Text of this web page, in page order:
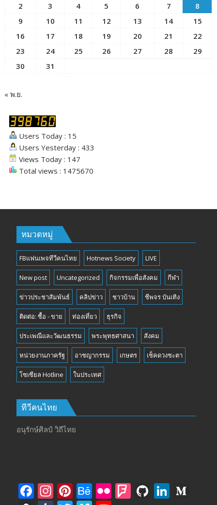
2
3 4 5 6 7
8
9
10 11 12 13 14
15
16
17 18 19 20 21
22
23
24 25 26 27 28
29
30
31
« พ.ย.
Users Today : 15
Users Yesterday : 433
Views Today : 147
Total views : 1475670
หมวดหมู่
FBแฟนเพจทีวีคนไทย Hotnews Society LIVE
New post Uncategorized กิจกรรมเพื่อสังคม กีฬา
ข่าวประชาสัมพันธ์ คลิปข่าว ชาวบ้าน ชีพจร บันเทิง
ติดต่อ: ซื้อ - ขาย ท่องเที่ยว ธุรกิจ
ประเพณีและวัฒนธรรม พระพุทธศาสนา สังคม
หน่วยงานภาครัฐ อาชญากรรม เกษตร เช็คดวงชะตา
โซเซียล Hotline ในประเทศ
ทีวีคนไทย
อนุรักษ์ศิลป์ วิถีไทย
F In Pi B Fli F Gi Li